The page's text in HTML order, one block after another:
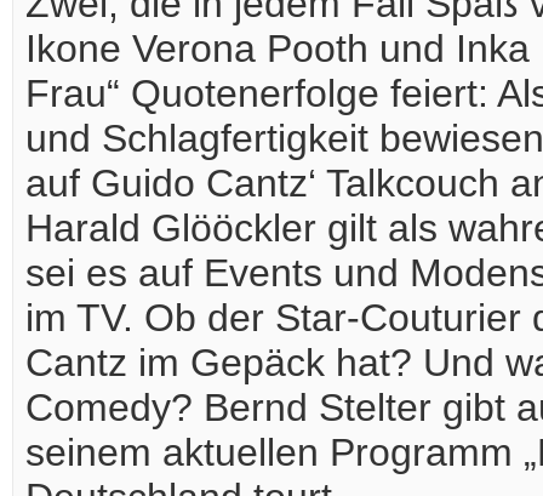
Ikone Verona Pooth und
Frau“ Quotenerfolge feiert:
und Schlagfertigkeit
auf Guido Cantz‘ Talkcouch
Harald Glööckler gilt als
sei es auf Events und
im TV. Ob der Star-
Cantz im Gepäck hat? Und
Comedy? Bernd Stelter gibt
seinem aktuellen Programm